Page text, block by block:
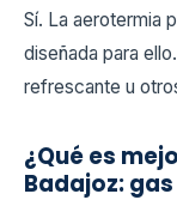
Sí. La aerotermia
diseñada para
refrescante u
¿Qué es
Badajoz: